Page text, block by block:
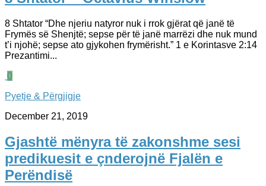
8 Shtator “Dhe njeriu natyror nuk i rrok gjërat që janë të
Frymës së Shenjtë; sepse për të janë marrëzi dhe nuk mund
t’i njohë; sepse ato gjykohen frymërisht.” 1 e Korintasve‬ ‭2:14‬
Prezantimi...
0
Pyetje & Përgjigje
December 21, 2019
Gjashtë mënyra të zakonshme sesi
predikuesit e çnderojnë Fjalën e
Perëndisë